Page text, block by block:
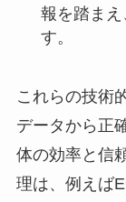
報を踏ま
す。
これらの技術
データから正
体の効率と信
理は、例えば